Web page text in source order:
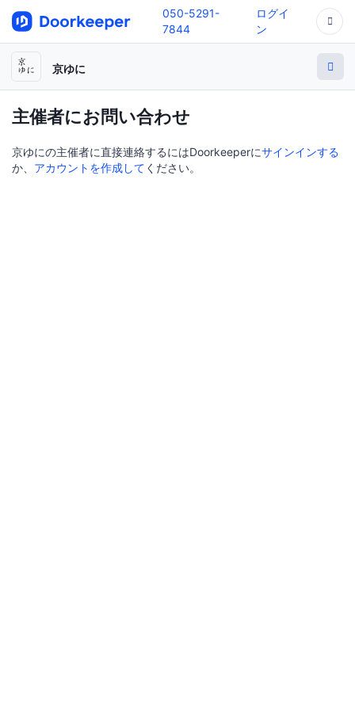
050-5291-
7844
ログイ
ン
京ゆに
主催者にお問い合わせ
京ゆにの主催者に直接連絡するにはDoorkeeperにサインインする
か、 アカウントを作成して ください。